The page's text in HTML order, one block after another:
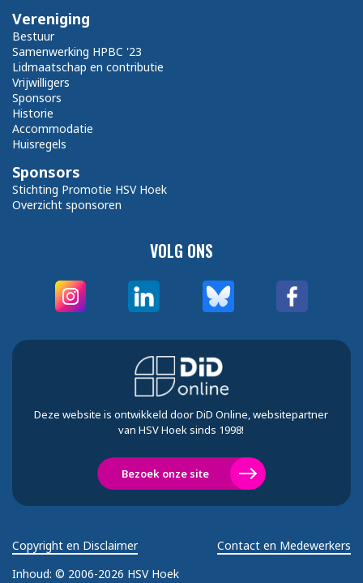
VOLG ONS
Vereniging
Bestuur
Samenwerking HPBC '23
Lidmaatschap en contributie
Vrijwilligers
Sponsors
Historie
Accommodatie
Huisregels
Sponsors
Stichting Promotie HSV Hoek
Overzicht sponsoren
Deze website is ontwikkeld door DiD Online, websitepartner
van HSV Hoek sinds 1998!
Bezoek onze site
Inhoud: © 2006-2026 HSV Hoek
Copyright en Disclaimer Contact en Medewerkers